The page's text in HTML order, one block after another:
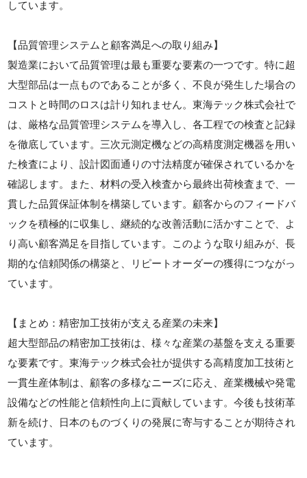
しています。
【品質管理システムと顧客満足への取り組み】
製造業において品質管理は最も重要な要素の一つです。特に超
大型部品は一点ものであることが多く、不良が発生した場合の
コストと時間のロスは計り知れません。東海テック株式会社で
は、厳格な品質管理システムを導入し、各工程での検査と記録
を徹底しています。三次元測定機などの高精度測定機器を用い
た検査により、設計図面通りの寸法精度が確保されているかを
確認します。また、材料の受入検査から最終出荷検査まで、一
貫した品質保証体制を構築しています。顧客からのフィードバ
ックを積極的に収集し、継続的な改善活動に活かすことで、よ
り高い顧客満足を目指しています。このような取り組みが、長
期的な信頼関係の構築と、リピートオーダーの獲得につながっ
ています。
【まとめ：精密加工技術が支える産業の未来】
超大型部品の精密加工技術は、様々な産業の基盤を支える重要
な要素です。東海テック株式会社が提供する高精度加工技術と
一貫生産体制は、顧客の多様なニーズに応え、産業機械や発電
設備などの性能と信頼性向上に貢献しています。今後も技術革
新を続け、日本のものづくりの発展に寄与することが期待され
ています。